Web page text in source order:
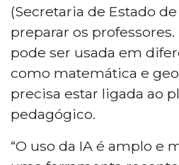
(Secretaria de Estado de
preparar os
pode ser usada em
como matemática e
precisa estar ligada ao
pedagógico.
“O uso da IA é amplo e